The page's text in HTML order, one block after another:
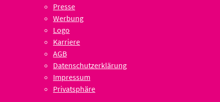
Presse
Werbung
Logo
Karriere
AGB
Datenschutzerklärung
Impressum
Privatsphäre